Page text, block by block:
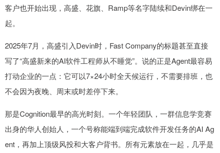
客户也开始出现，高盛、花旗、Ramp等名字陆续和Devin绑在一
起。
2025年7月，高盛引入Devin时，Fast Company的标题甚至直接
写了“高盛新来的AI软件工程师从不睡觉”。说的正是Agent最容易
打动企业的一点：它可以7×24小时全天候运行，不需要排班，也
不会因为夜晚、周末或时差停下来。
那是Cognition最早的高光时刻。一个年轻团队，一群信息学竞赛
出身的华人创始人，一个号称能端到端完成软件开发任务的AI Ag
ent，再加上顶级风投和大客户背书。所有元素放在一起，几乎是